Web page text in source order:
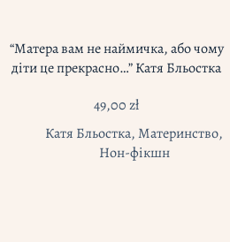
“Матера вам не наймичка, або чому
діти це прекрасно…” Катя Бльостка
49,00zł
Катя Бльостка,Материнство,
Нон-фікшн